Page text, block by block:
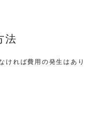
法
ければ費用の発生はあり